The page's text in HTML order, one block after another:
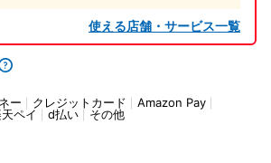
使える店舗・サービス一覧
ー クレジットカード
Amazon Pay
ペイ d払い その他